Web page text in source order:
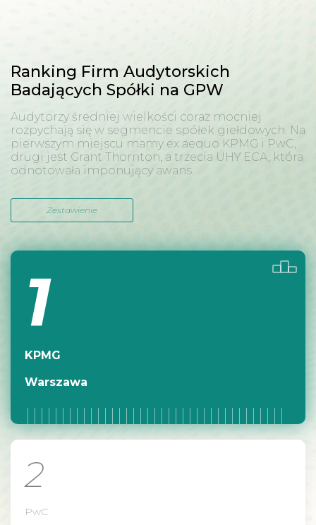
Ranking Firm Audytorskich
Badających Spółki na GPW
Audytorzy średniej wielkości coraz mocniej
rozpychają się w segmencie spółek giełdowych. Na
pierwszym miejscu mamy ex aequo KPMG i PwC,
drugi jest Grant Thornton, a trzecia UHY ECA, która
odnotowała imponujący awans.
Zestawienie
1
KPMG
Warszawa
2
PwC